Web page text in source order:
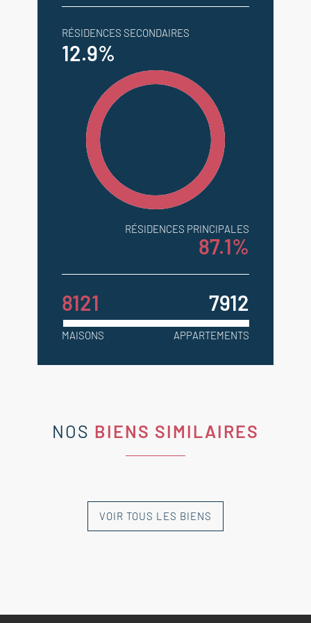
RÉSIDENCES SECONDAIRES
12.9%
RÉSIDENCES PRINCIPALES
87.1%
8121 7912
MAISONS APPARTEMENTS
NOS BIENS SIMILAIRES
NOUVEAUTÉ
NOUVEAUTÉ
NOUVEAUTÉ
NOUVEAUTÉ
NOUVEAUTÉVOIR TOUS LES BIENS